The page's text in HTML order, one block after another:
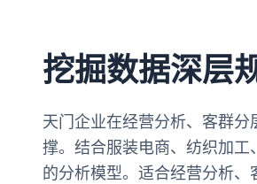
挖掘数据深层
天门企业在经营分析、客群
撑。结合服装电商、纺织加
的分析模型。适合经营分析、